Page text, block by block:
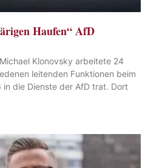
Haufen“ AfD
Klonovsky arbeitete 24
leitenden Funktionen beim
in die Dienste der AfD trat. Dort